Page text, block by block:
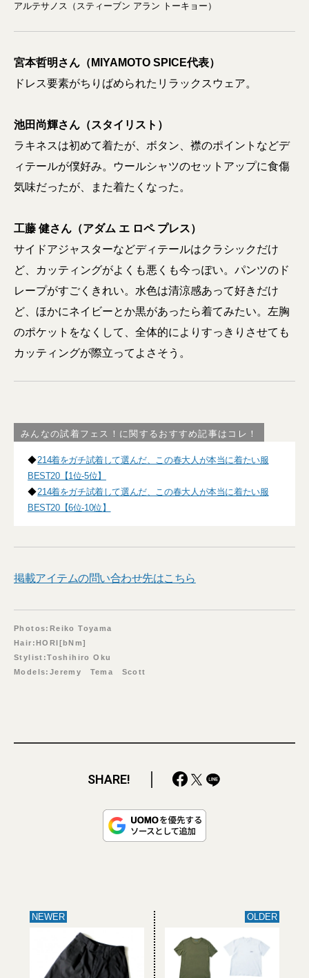
アルテサノス（スティーブン アラン トーキョー）
宮本哲明さん（MIYAMOTO SPICE代表）
ドレス要素がちりばめられたリラックスウェア。
池田尚輝さん（スタイリスト）
ラキネスは初めて着たが、ボタン、襟のポイントなどデ
ィテールが僕好み。ウールシャツのセットアップに食傷
気味だったが、また着たくなった。
工藤 健さん（アダム エ ロペ プレス）
サイドアジャスターなどディテールはクラシックだけ
ど、カッティングがよくも悪くも今っぽい。パンツのド
レープがすごくきれい。水色は清涼感あって好きだけ
ど、ほかにネイビーとか黒があったら着てみたい。左胸
のポケットをなくして、全体的によりすっきりさせても
カッティングが際立ってよさそう。
みんなの試着フェス！に関するおすすめ記事はコレ！
◆214着をガチ試着して選んだ、この春大人が本当に着たい服
BEST20【1位-5位】
◆214着をガチ試着して選んだ、この春大人が本当に着たい服
BEST20【6位-10位】
掲載アイテムの問い合わせ先はこちら
Photos:Reiko Toyama
Hair:HORI[bNm]
Stylist:Toshihiro Oku
Models:Jeremy Tema Scott
SHARE!
NEWER OLDER